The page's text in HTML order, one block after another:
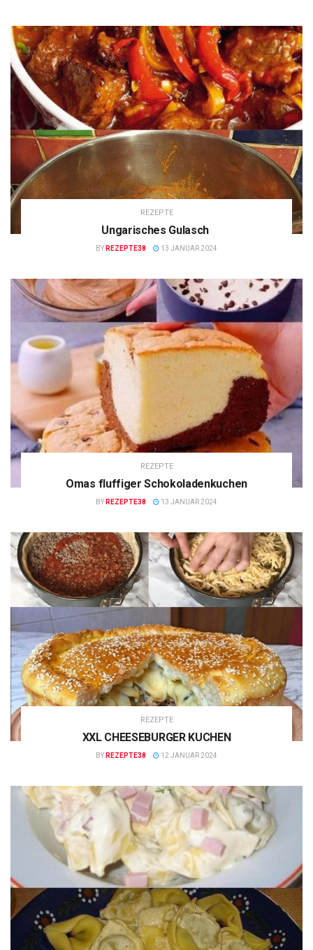
REZEPTE
Ungarisches Gulasch
BY REZEPTE38 13 JANUAR 2024
REZEPTE
Omas fluffiger Schokoladenkuchen
BY REZEPTE38 13 JANUAR 2024
REZEPTE
XXL CHEESEBURGER KUCHEN
BY REZEPTE38 12 JANUAR 2024